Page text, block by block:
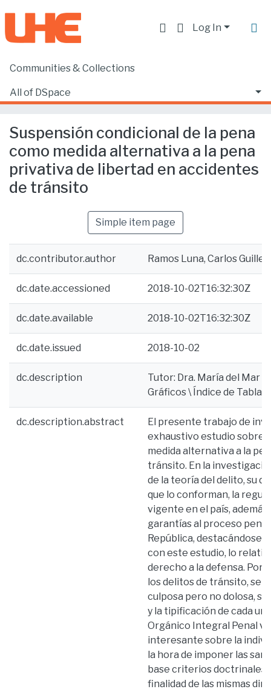
Log In
Communities & Collections
All of DSpace
Home
Facultad de Derecho
Suspensión condicional de la pena como medida alternativa a la pena privativa de libertad en accidentes de tránsito
Suspensión condicional de la pena
como medida alternativa a la pena
privativa de libertad en accidentes
de tránsito
Simple item page
dc.contributor.author Ramos Luna, Carlos
dc.date.accessioned 2018-10-02T16:32:30Z
dc.date.available 2018-10-02T16:32:30Z
dc.date.issued 2018-10-02
dc.description
Tutor: Dra. María del Mar
Gráficos \ Índice de Tablas
dc.description.abstract
El presente trabajo de
exhaustivo estudio sobre
medida alternativa a la
tránsito. En la
de la teoría del delito, su
que lo conforman, la
vigente en el país,
garantías al proceso
República, destacándose
con este estudio, lo
derecho a la defensa. Por
los delitos de tránsito, se
culposa pero no dolosa,
y la tipificación de cada
Orgánico Integral Penal
interesante sobre la
la hora de imponer las
base criterios doctrinales
finalidad de las mismas